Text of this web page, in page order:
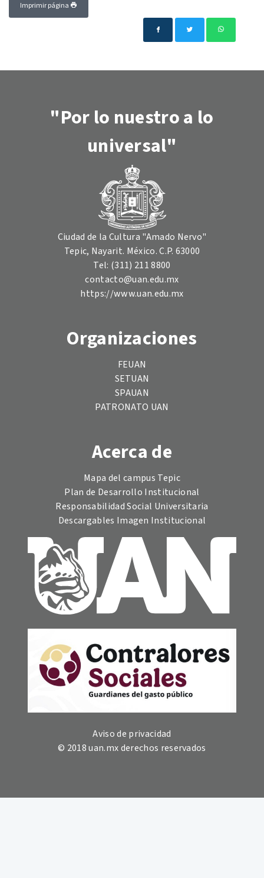
Imprimir página
"Por lo nuestro a lo
universal"
Ciudad de la Cultura "Amado Nervo"
Tepic, Nayarit. México. C.P. 63000
Tel: (311) 211 8800
contacto@uan.edu.mx
https://www.uan.edu.mx
Organizaciones
FEUAN
SETUAN
SPAUAN
PATRONATO UAN
Acerca de
Mapa del campus Tepic
Plan de Desarrollo Institucional
Responsabilidad Social Universitaria
Descargables Imagen Institucional
Aviso de privacidad
© 2018 uan.mx derechos reservados